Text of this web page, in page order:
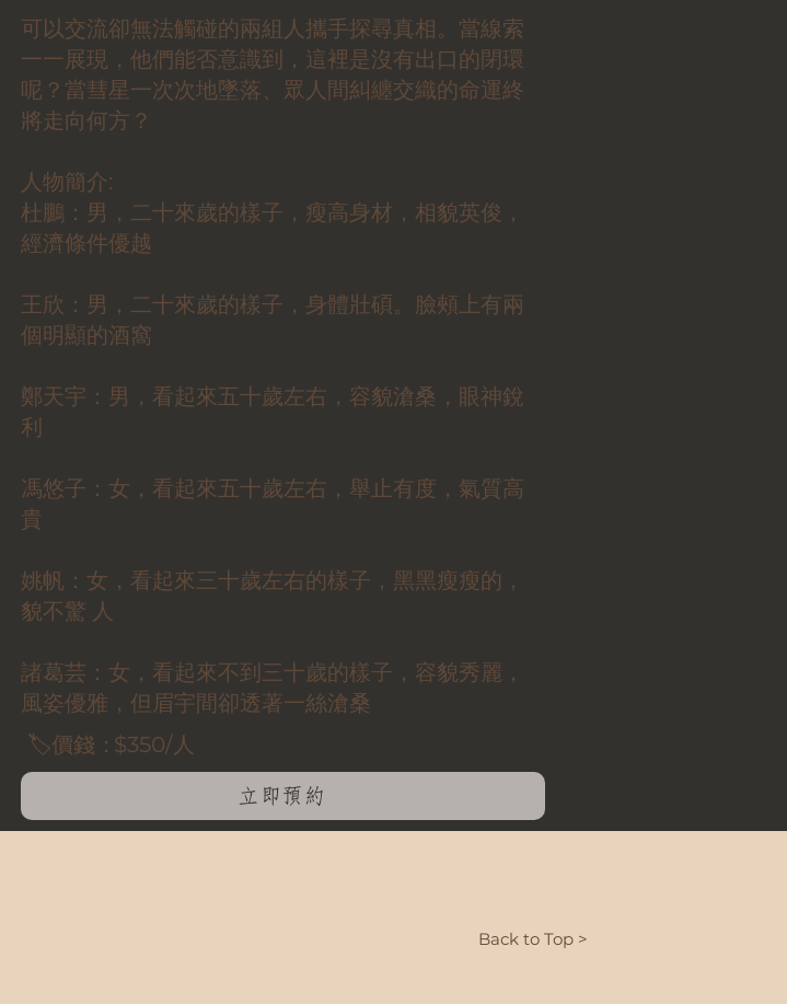
可以交流卻無法觸碰的兩組人攜手探尋真相。當線索
一一展現，他們能否意識到，這裡是沒有出口的閉環
呢？當彗星一次次地墜落、眾人間糾纏交織的命運終
將走向何方？
人物簡介:
杜鵬：男，二十來歲的樣子，瘦高身材，相貌英俊，
經濟條件優越
王欣：男，二十來歲的樣子，身體壯碩。臉頰上有兩
個明顯的酒窩
鄭天宇：男，看起來五十歲左右，容貌滄桑，眼神銳
利
馮悠子：女，看起來五十歲左右，舉止有度，氣質高
貴
姚帆：女，看起來三十歲左右的樣子，黑黑瘦瘦的，
貌不驚 人
諸葛芸：女，看起來不到三十歲的樣子，容貌秀麗，
風姿優雅，但眉宇間卻透著一絲滄桑
$350/人
🏷️價錢：
立即預約
Back to Top >